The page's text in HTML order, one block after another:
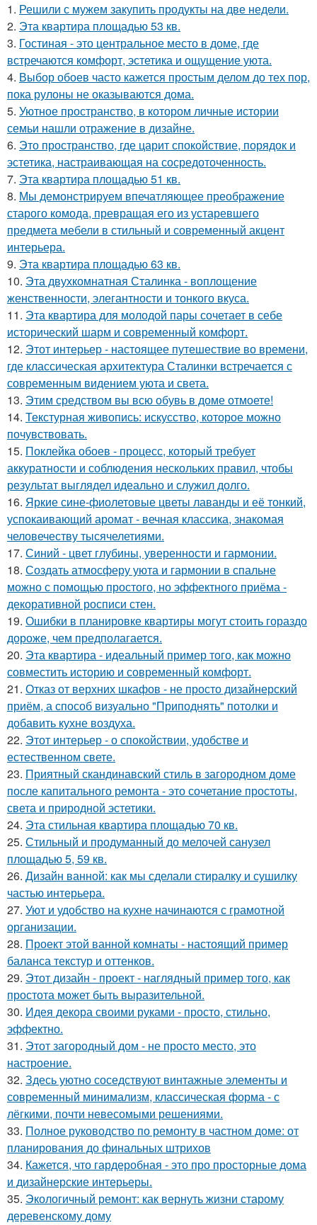
1. Решили с мужем закупить продукты на две недели.
2. Эта квартира площадью 53 кв.
3. Гостиная - это центральное место в доме, где
встречаются комфорт, эстетика и ощущение уюта.
4. Выбор обоев часто кажется простым делом до тех пор,
пока рулоны не оказываются дома.
5. Уютное пространство, в котором личные истории
семьи нашли отражение в дизайне.
6. Это пространство, где царит спокойствие, порядок и
эстетика, настраивающая на сосредоточенность.
7. Эта квартира площадью 51 кв.
8. Мы демонстрируем впечатляющее преображение
старого комода, превращая его из устаревшего
предмета мебели в стильный и современный акцент
интерьера.
9. Эта квартира площадью 63 кв.
10. Эта двухкомнатная Сталинка - воплощение
женственности, элегантности и тонкого вкуса.
11. Эта квартира для молодой пары сочетает в себе
исторический шарм и современный комфорт.
12. Этот интерьер - настоящее путешествие во времени,
где классическая архитектура Сталинки встречается с
современным видением уюта и света.
13. Этим средством вы всю обувь в доме отмоете!
14. Текстурная живопись: искусство, которое можно
почувствовать.
15. Поклейка обоев - процесс, который требует
аккуратности и соблюдения нескольких правил, чтобы
результат выглядел идеально и служил долго.
16. Яркие сине-фиолетовые цветы лаванды и её тонкий,
успокаивающий аромат - вечная классика, знакомая
человечеству тысячелетиями.
17. Синий - цвет глубины, уверенности и гармонии.
18. Создать атмосферу уюта и гармонии в спальне
можно с помощью простого, но эффектного приёма -
декоративной росписи стен.
19. Ошибки в планировке квартиры могут стоить гораздо
дороже, чем предполагается.
20. Эта квартира - идеальный пример того, как можно
совместить историю и современный комфорт.
21. Отказ от верхних шкафов - не просто дизайнерский
приём, а способ визуально "Приподнять" потолки и
добавить кухне воздуха.
22. Этот интерьер - о спокойствии, удобстве и
естественном свете.
23. Приятный скандинавский стиль в загородном доме
после капитального ремонта - это сочетание простоты,
света и природной эстетики.
24. Эта стильная квартира площадью 70 кв.
25. Стильный и продуманный до мелочей санузел
площадью 5, 59 кв.
26. Дизайн ванной: как мы сделали стиралку и сушилку
частью интерьера.
27. Уют и удобство на кухне начинаются с грамотной
организации.
28. Проект этой ванной комнаты - настоящий пример
баланса текстур и оттенков.
29. Этот дизайн - проект - наглядный пример того, как
простота может быть выразительной.
30. Идея декора своими руками - просто, стильно,
эффектно.
31. Этот загородный дом - не просто место, это
настроение.
32. Здесь уютно соседствуют винтажные элементы и
современный минимализм, классическая форма - с
лёгкими, почти невесомыми решениями.
33. Полное руководство по ремонту в частном доме: от
планирования до финальных штрихов
34. Кажется, что гардеробная - это про просторные дома
и дизайнерские интерьеры.
35. Экологичный ремонт: как вернуть жизни старому
деревенскому дому